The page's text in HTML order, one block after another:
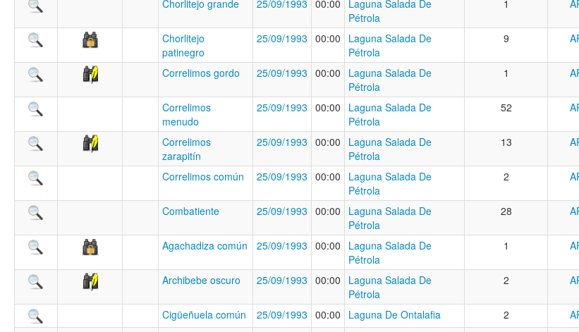
Chorlitejo grande 25/09/1993 00:00
Laguna Salada De
Pétrola
1
Chorlitejo
patinegro
25/09/1993 00:00
Laguna Salada De
Pétrola
9
Correlimos gordo 25/09/1993 00:00
Laguna Salada De
Pétrola
1
Correlimos
menudo
25/09/1993 00:00
Laguna Salada De
Pétrola
52
Correlimos
zarapitín
25/09/1993 00:00
Laguna Salada De
Pétrola
13
Correlimos común 25/09/1993 00:00
Laguna Salada De
Pétrola
2
Combatiente 25/09/1993 00:00
Laguna Salada De
Pétrola
28
Agachadiza común 25/09/1993 00:00
Laguna Salada De
Pétrola
1
Archibebe oscuro 25/09/1993 00:00
Laguna Salada De
Pétrola
2
Cigüeñuela común 25/09/1993 00:00 Laguna De Ontalafia 2